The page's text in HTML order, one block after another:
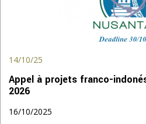
14/10/25
Appel à projets franco-
2026
16/10/2025